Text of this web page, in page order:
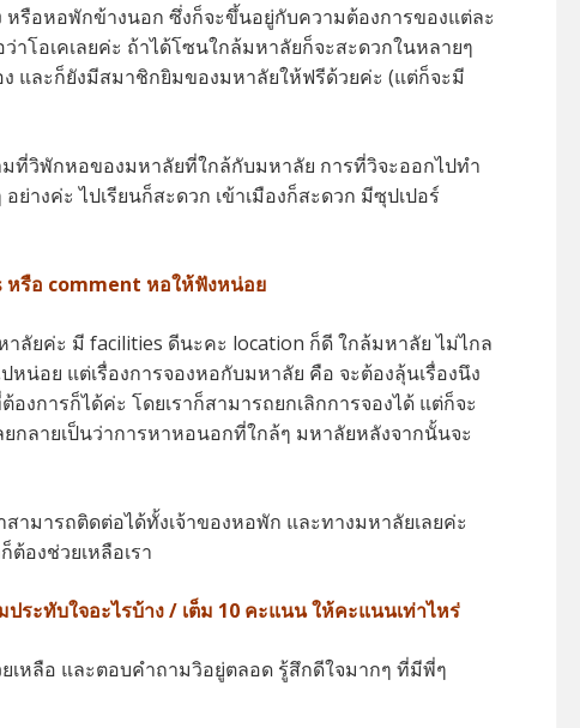
หรือหอพักข้างนอก ซึ่งก็จะขึ้นอยู่กับความต้องการของแต่ละ
โอเคเลยค่ะ ถ้าได้โซนใกล้มหาลัยก็จะสะดวกในหลายๆ
ง และก็ยังมีสมาชิกยิมของมหาลัยให้ฟรีด้วยค่ะ (แต่ก็จะมี
ที่วิพักหอของมหาลัยที่ใกล้กับมหาลัย การที่วิจะออกไปทำ
างค่ะ ไปเรียนก็สะดวก เข้าเมืองก็สะดวก มีซุปเปอร์
หรือ comment หอให้ฟังหน่อย
ลัยค่ะ มี facilities ดีนะคะ location ก็ดี ใกล้มหาลัย ไม่ไกล
น่อย แต่เรื่องการจองหอกับมหาลัย คือ จะต้องลุ้นเรื่องนึง
งการก็ได้ค่ะ โดยเราก็สามารถยกเลิกการจองได้ แต่ก็จะ
กลายเป็นว่าการหาหอนอกที่ใกล้ๆ มหาลัยหลังจากนั้นจะ
ามารถติดต่อได้ทั้งเจ้าของหอพัก และทางมหาลัยเลยค่ะ
ต้องช่วยเหลือเรา
ระทับใจอะไรบ้าง / เต็ม 10 คะแนน ให้คะแนนเท่าไหร่
เหลือ และตอบคำถามวิอยู่ตลอด รู้สึกดีใจมากๆ ที่มีพี่ๆ